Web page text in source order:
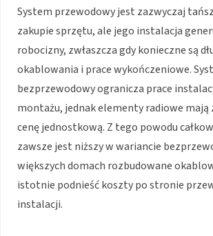
System przewodowy jest zazwyczaj
zakupie sprzętu, ale jego instalacja
robocizny, zwłaszcza gdy konieczne są
okablowania i prace wykończeniowe.
bezprzewodowy ogranicza prace
montażu, jednak elementy radiowe mają
cenę jednostkową. Z tego powodu
zawsze jest niższy w wariancie
większych domach rozbudowane
istotnie podnieść koszty po stronie
instalacji.